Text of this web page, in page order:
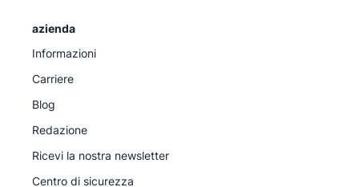
azienda
Informazioni
Carriere
Blog
Redazione
Ricevi la nostra newsletter
Centro di sicurezza